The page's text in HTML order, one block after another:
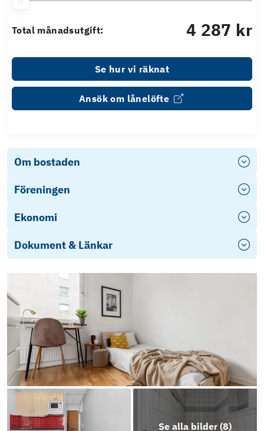
Total månadsutgift: 4 287 kr
Se hur vi räknat
Ansök om lånelöfte
Om bostaden
Föreningen
Ekonomi
Dokument & Länkar
Objektsbeskrivning
Se alla bilder (8)